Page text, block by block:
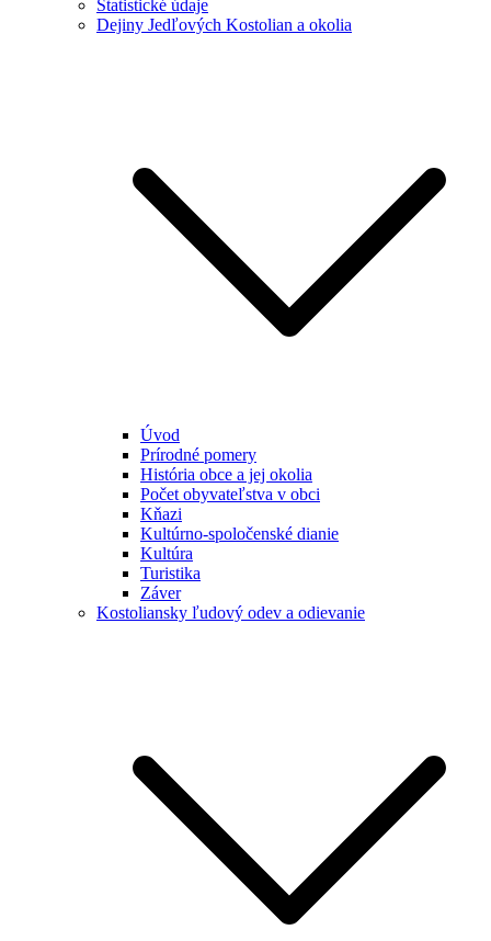
Štatistické údaje
Dejiny Jedľových Kostolian a okolia
Úvod
Prírodné pomery
História obce a jej okolia
Počet obyvateľstva v obci
Kňazi
Kultúrno-spoločenské dianie
Kultúra
Turistika
Záver
Kostoliansky ľudový odev a odievanie